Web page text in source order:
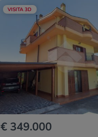
VISITA 3D
€ 349.000